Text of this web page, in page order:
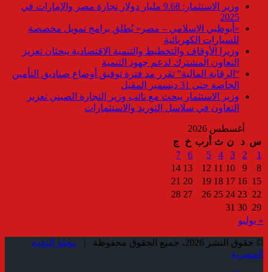
وزير الاستثمار: 9.68 مليار دولار تجارة مصر والإمارات في
2025
«أبوظبي الإسلامي – مصر» يُطلق برامج تمويل مخصصة
للسيارات الكهربائية
وزيرا الأوقاف والتخطيط والتنمية الاقتصادية يبحثان تعزيز
التعاون المشترك لدعم جهود التنمية
“الرقابة المالية” تقرر مد فترة توفيق أوضاع صناديق التأمين
الخاصة حتى 31 ديسمبر المقبل
وزير الاستثمار يبحث مع نائب وزير التجارة الصيني تعزيز
التعاون في سلاسل التوريد والاستثمارات
أغسطس 2026
س د ن ث أرب خ
ج
1
2
3
4
5
6
7
8
9
10
11
12
13
14
15
16
17
18
19
20
21
22
23
24
25
26
27
28
29
30
31
« يوليو
© حقوق النشر 2026، جميع الحقوق محفوظة |
مجلة النخبة
المصرية